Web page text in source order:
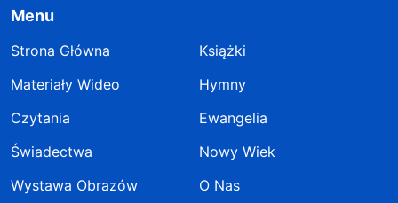
Menu
Strona Główna
Książki
Materiały Wideo
Hymny
Czytania
Ewangelia
Świadectwa
Nowy Wiek
Wystawa Obrazów
O Nas